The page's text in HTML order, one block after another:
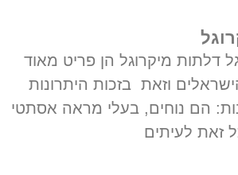
דלתות מיקרוגל הן פריט מאוד
וזאת בזכות היתרונות
הם נוחים, בעלי מראה אסתטי
זאת לעיתים